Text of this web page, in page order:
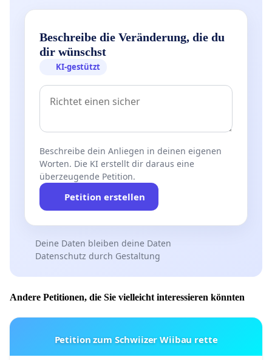
Beschreibe die Veränderung, die du
dir wünschst
KI-gestützt
Beschreibe dein Anliegen in deinen eigenen
Worten. Die KI erstellt dir daraus eine
überzeugende Petition.
Petition erstellen
Deine Daten bleiben deine Daten
Datenschutz durch Gestaltung
Andere Petitionen, die Sie vielleicht interessieren könnten
Petition zum Schwiizer Wiibau rette